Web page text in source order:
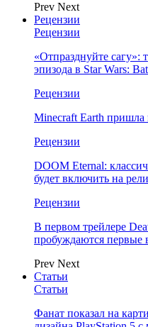
Prev Next
Рецензии
Рецензии
«Отпразднуйте сагу»:
эпизода в Star Wars:
Рецензии
Minecraft Earth пришла
Рецензии
DOOM Eternal:
будет включить на
Рецензии
В первом трейлере
пробуждаются первые
Prev Next
Статьи
Статьи
Фанат показал на